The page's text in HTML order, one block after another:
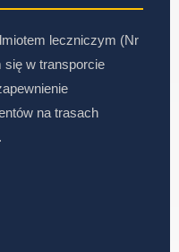
leczniczym (Nr
się w transporcie
na trasach